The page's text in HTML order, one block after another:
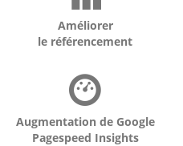
Améliorer
le référencement
Augmentation de Google
Pagespeed Insights